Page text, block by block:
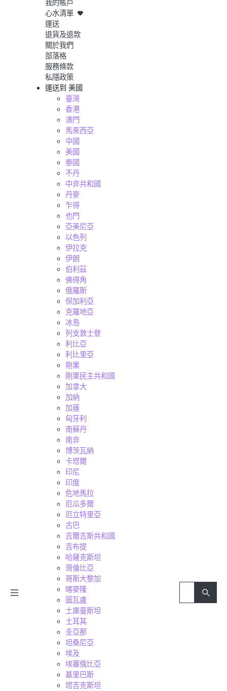
我的帳戶
心水清單
運送
退貨及退款
關於我們
部落格
服務條款
私隱政策
運送到 美國
臺灣
香港
澳門
馬來西亞
中國
美國
泰國
不丹
中非共和國
丹麥
乍得
也門
亞美尼亞
以色列
伊拉克
伊朗
伯利茲
佛得角
俄羅斯
保加利亞
克羅地亞
冰島
列支敦士登
利比亞
利比里亞
剛果
剛果民主共和國
加拿大
加納
加蓬
匈牙利
南蘇丹
南非
博茨瓦納
卡塔爾
印尼
印度
危地馬拉
厄瓜多爾
厄立特里亞
古巴
吉爾吉斯共和國
吉布提
哈薩克斯坦
哥倫比亞
哥斯大黎加
喀麥隆
圖瓦盧
土庫曼斯坦
土耳其
圭亞那
坦桑尼亞
埃及
埃塞俄比亞
基里巴斯
塔吉克斯坦